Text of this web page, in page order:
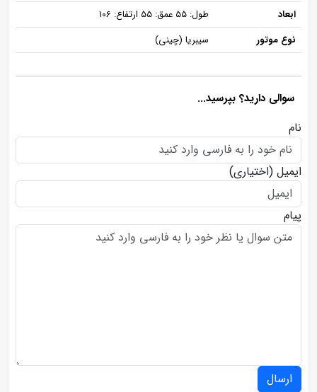
ابعاد
طول: 55 عمق: 55 ارتفاع: 106
نوع موتور
سیبریا (چینی)
سوالی دارید؟ بپرسید...
نام
ایمیل (اختیاری)
پیام
ارسال